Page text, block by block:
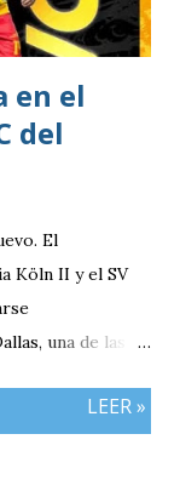
el único gol del
en el
del
El
Köln II y el SV
una de las
comoLEER »